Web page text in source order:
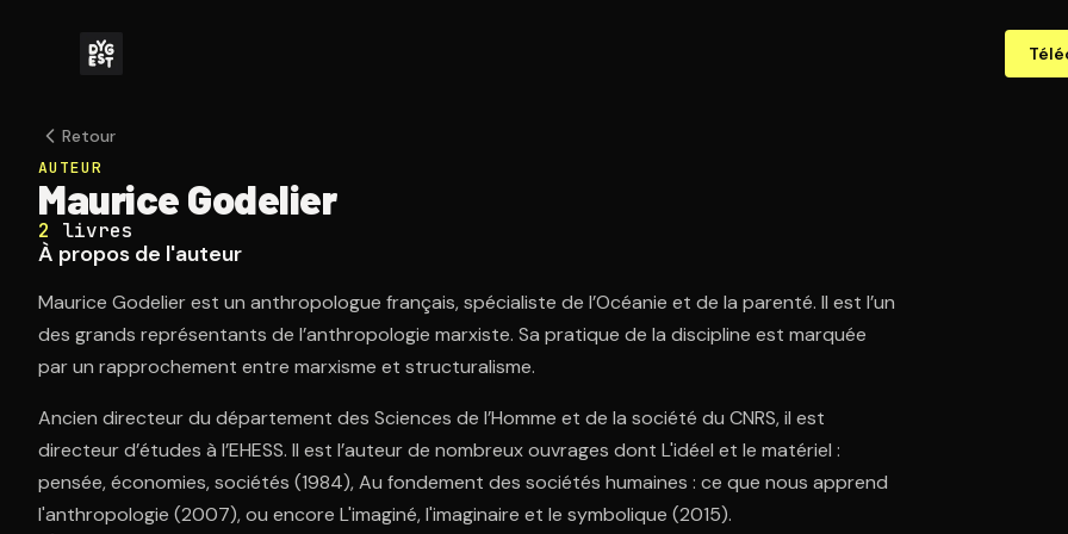
Retour
AUTEUR
Maurice Godelier
2 livres
À propos de l'auteur
Maurice Godelier est un anthropologue français, spécialiste de l’Océanie et de la parenté. Il est l’un
des grands représentants de l’anthropologie marxiste. Sa pratique de la discipline est marquée
par un rapprochement entre marxisme et structuralisme.
Ancien directeur du département des Sciences de l’Homme et de la société du CNRS, il est
directeur d’études à l’EHESS. Il est l’auteur de nombreux ouvrages dont L'idéel et le matériel :
pensée, économies, sociétés (1984), Au fondement des sociétés humaines : ce que nous apprend
l'anthropologie (2007), ou encore L'imaginé, l'imaginaire et le symbolique (2015).